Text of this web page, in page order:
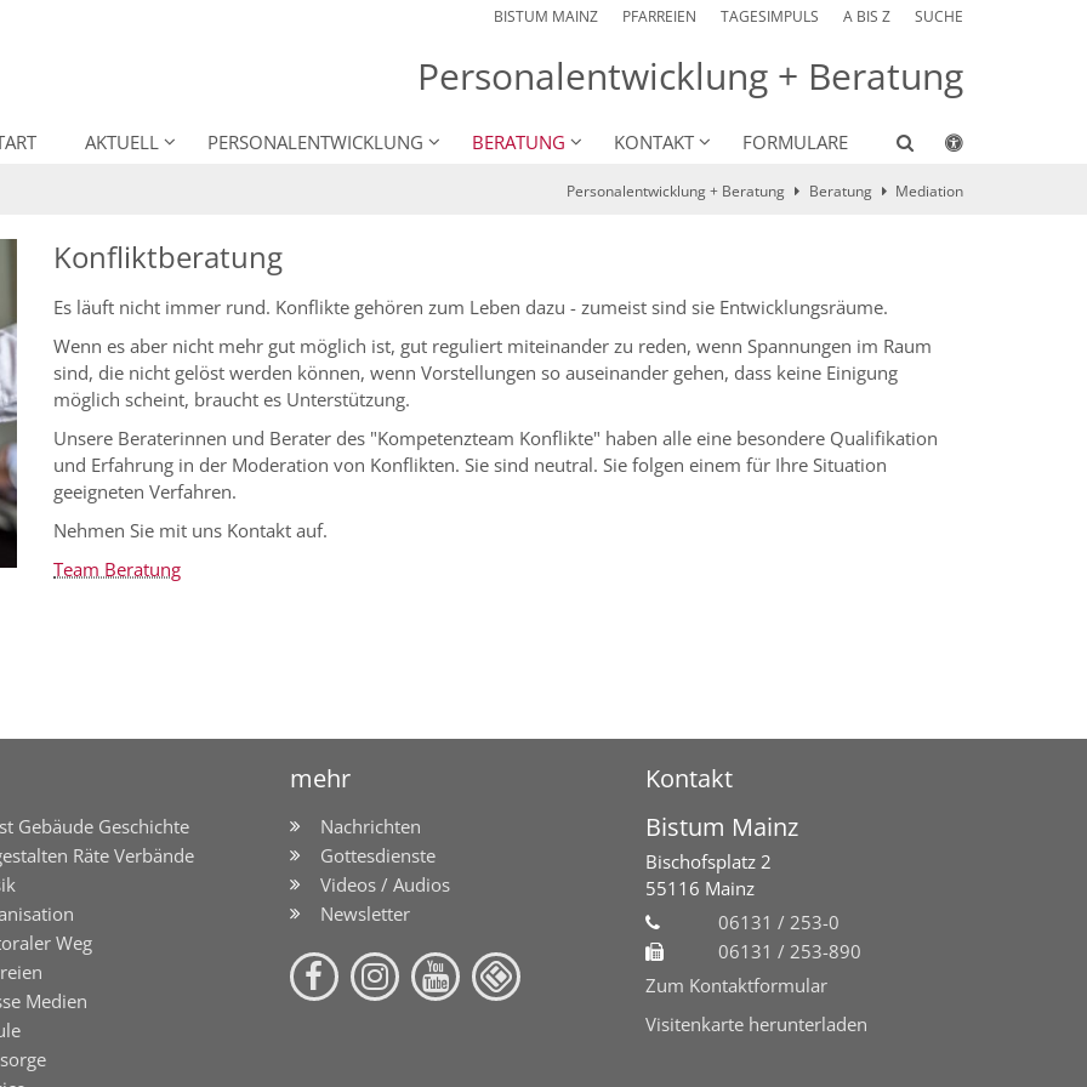
BISTUM MAINZ PFARREIEN TAGESIMPULS A BIS Z SUCHE
Personalentwicklung + Beratung
AKTUELL PERSONALENTWICKLUNG BERATUNG KONTAKT FORMULARE
Personalentwicklung + Beratung Beratung Mediation
Konfliktberatung
Es läuft nicht immer rund. Konflikte gehören zum Leben dazu - zumeist sind sie Entwicklungsräume.
Wenn es aber nicht mehr gut möglich ist, gut reguliert miteinander zu reden, wenn Spannungen im Raum
sind, die nicht gelöst werden können, wenn Vorstellungen so auseinander gehen, dass keine Einigung
möglich scheint, braucht es Unterstützung.
Unsere Beraterinnen und Berater des "Kompetenzteam Konflikte" haben alle eine besondere Qualifikation
und Erfahrung in der Moderation von Konflikten. Sie sind neutral. Sie folgen einem für Ihre Situation
geeigneten Verfahren.
Nehmen Sie mit uns Kontakt auf.
Team Beratung
mehr Kontakt
Gebäude Geschichte
Räte Verbände
Weg
Medien
Nachrichten
Gottesdienste
Videos / Audios
Newsletter
Bistum Mainz
Bischofsplatz 2
55116 Mainz
06131 / 253-0
06131 / 253-890
Zum Kontaktformular
Visitenkarte herunterladen